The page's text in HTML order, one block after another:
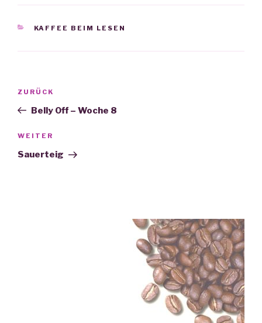
KATEGORIEN
KAFFEE BEIM LESEN
Beitrags-
Vorheriger
Beitrag
ZURÜCK
Belly Off – Woche 8
Nächster
Beitrag
WEITER
Sauerteig